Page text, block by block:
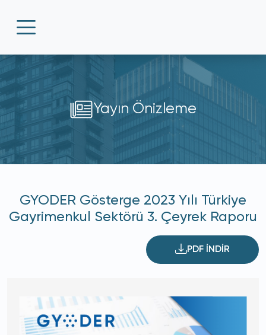
Yayın Önizleme
GYODER Gösterge 2023 Yılı Türkiye
Gayrimenkul Sektörü 3. Çeyrek Raporu
PDF İNDİR